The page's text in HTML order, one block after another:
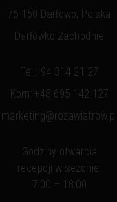
76-150 Darłowo, Polska
Darłówko Zachodnie
Tel.: 94 314 21 27
Kom: +48 695 142 127
marketing@rozawiatrow.pl
Godziny otwarcia
recepcji w sezonie:
7:00 – 18:00